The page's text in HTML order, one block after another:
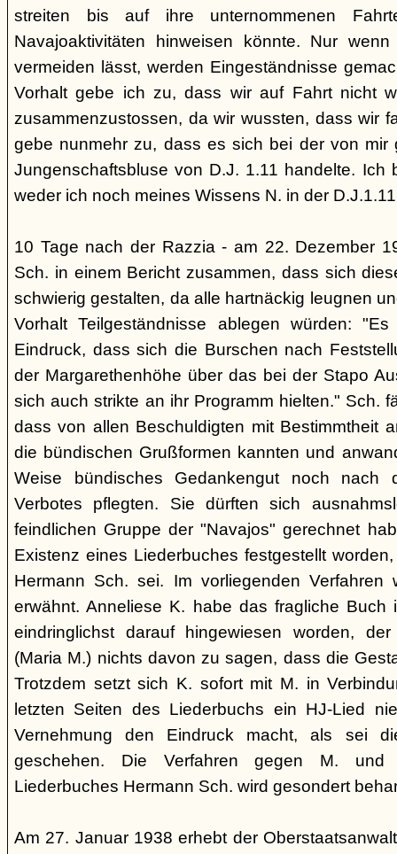
streiten bis auf ihre unternommenen
Navajoaktivitäten hinweisen könnte. Nur
vermeiden lässt, werden Eingeständnisse
Vorhalt gebe ich zu, dass wir auf Fahrt nicht
zusammenzustossen, da wir wussten, dass wir
gebe nunmehr zu, dass es sich bei der von mir
Jungenschaftsbluse von D.J. 1.11 handelte. Ich
weder ich noch meines Wissens N. in der
10 Tage nach der Razzia - am 22. Dezember
Sch. in einem Bericht zusammen, dass sich
schwierig gestalten, da alle hartnäckig leugnen
Vorhalt Teilgeständnisse ablegen würden:
Eindruck, dass sich die Burschen nach
der Margarethenhöhe über das bei der Stapo
sich auch strikte an ihr Programm hielten." Sch.
dass von allen Beschuldigten mit Bestimmtheit
die bündischen Grußformen kannten und
Weise bündisches Gedankengut noch nach
Verbotes pflegten. Sie dürften sich
feindlichen Gruppe der "Navajos" gerechnet
Existenz eines Liederbuches festgestellt
Hermann Sch. sei. Im vorliegenden Verfahren
erwähnt. Anneliese K. habe das fragliche Buch
eindringlichst darauf hingewiesen worden,
(Maria M.) nichts davon zu sagen, dass die
Trotzdem setzt sich K. sofort mit M. in
letzten Seiten des Liederbuchs ein HJ-Lied
Vernehmung den Eindruck macht, als sei
geschehen. Die Verfahren gegen M. und
Liederbuches Hermann Sch. wird gesondert
Am 27. Januar 1938 erhebt der